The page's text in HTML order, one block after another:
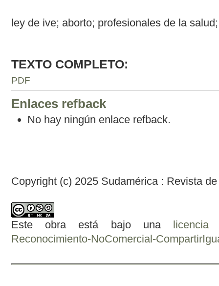
ley de ive; aborto; profesionales de la
TEXTO COMPLETO:
PDF
Enlaces refback
No hay ningún enlace refback.
Copyright (c) 2025 Sudamérica : Revista
Este obra está bajo una licencia
Reconocimiento-NoComercial-